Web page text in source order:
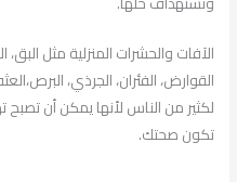
الآفات والحشرات المنزلية مثل البق،
القوارض، الفئران، الجرذي،
لكثير من الناس لأنها يمكن أن
تكون صحتك.